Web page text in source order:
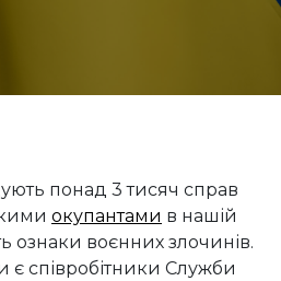
понад 3 тисяч справ
окупантами в нашій
ознаки воєнних злочинів.
співробітники Служби